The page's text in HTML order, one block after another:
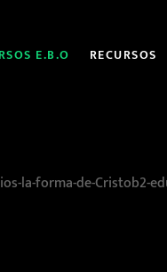
E.B.O RECURSOS